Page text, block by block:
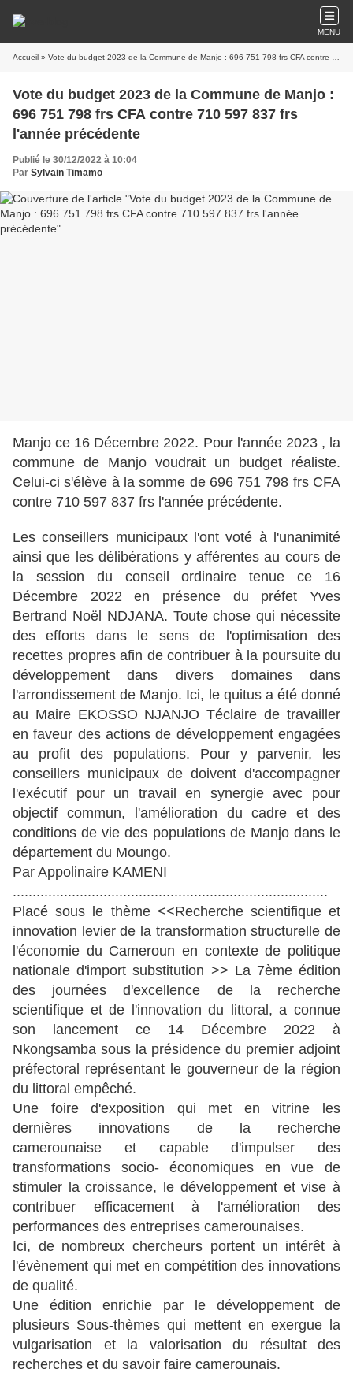
MENU
Accueil » Vote du budget 2023 de la Commune de Manjo : 696 751 798 frs CFA contre 710 597 837 frs l'année précédente
Vote du budget 2023 de la Commune de Manjo :
696 751 798 frs CFA contre 710 597 837 frs
l'année précédente
Publié le 30/12/2022 à 10:04
Par Sylvain Timamo
Manjo ce 16 Décembre 2022. Pour l'année 2023 , la
commune de Manjo voudrait un budget réaliste.
Celui-ci s'élève à la somme de 696 751 798 frs CFA
contre 710 597 837 frs l'année précédente.
Les conseillers municipaux l'ont voté à l'unanimité
ainsi que les délibérations y afférentes au cours de
la session du conseil ordinaire tenue ce 16
Décembre 2022 en présence du préfet Yves
Bertrand Noël NDJANA. Toute chose qui nécessite
des efforts dans le sens de l'optimisation des
recettes propres afin de contribuer à la poursuite du
développement dans divers domaines dans
l'arrondissement de Manjo. Ici, le quitus a été donné
au Maire EKOSSO NJANJO Téclaire de travailler
en faveur des actions de développement engagées
au profit des populations. Pour y parvenir, les
conseillers municipaux de doivent d'accompagner
l'exécutif pour un travail en synergie avec pour
objectif commun, l'amélioration du cadre et des
conditions de vie des populations de Manjo dans le
département du Moungo.
Par Appolinaire KAMENI
................................................................................
Placé sous le thème <<Recherche scientifique et
innovation levier de la transformation structurelle de
l'économie du Cameroun en contexte de politique
nationale d'import substitution >> La 7ème édition
des journées d'excellence de la recherche
scientifique et de l'innovation du littoral, a connue
son lancement ce 14 Décembre 2022 à
Nkongsamba sous la présidence du premier adjoint
préfectoral représentant le gouverneur de la région
du littoral empêché.
Une foire d'exposition qui met en vitrine les
dernières innovations de la recherche
camerounaise et capable d'impulser des
transformations socio- économiques en vue de
stimuler la croissance, le développement et vise à
contribuer efficacement à l'amélioration des
performances des entreprises camerounaises.
Ici, de nombreux chercheurs portent un intérêt à
l'évènement qui met en compétition des innovations
de qualité.
Une édition enrichie par le développement de
plusieurs Sous-thèmes qui mettent en exergue la
vulgarisation et la valorisation du résultat des
recherches et du savoir faire camerounais.